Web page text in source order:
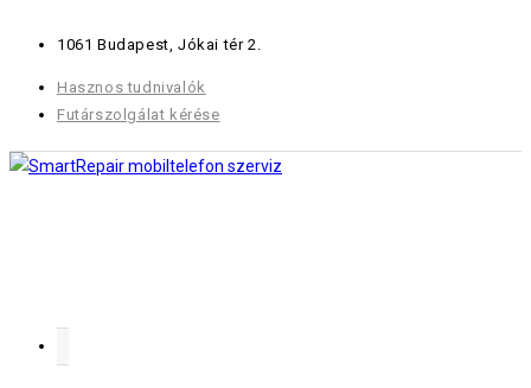
content
1061 Budapest, Jókai tér 2.
Hasznos tudnivalók
Futárszolgálat kérése